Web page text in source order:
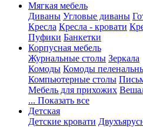
Мягкая мебель
Диваны Угловые диваны
Кресла Кресла - кровати
Пуфики Банкетки
Корпусная мебель
Журнальные столы Зеркала
Комоды Комоды
Компьютерные столы
Мебель для прихожих
... Показать все
Детская
Детские кровати